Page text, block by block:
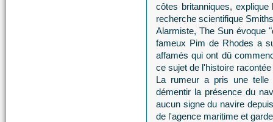
côtes britanniques,
recherche scientifique
Alarmiste, The Sun évoque
fameux Pim de Rhodes a
affamés qui ont dû
ce sujet de l'histoire
La rumeur a pris une telle
démentir la présence du
aucun signe du navire
de l'agence maritime et